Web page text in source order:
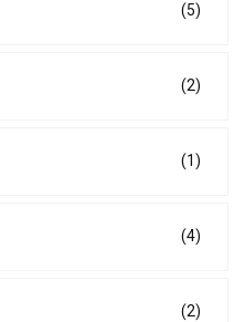
(5)
(2)
(1)
(4)
(2)